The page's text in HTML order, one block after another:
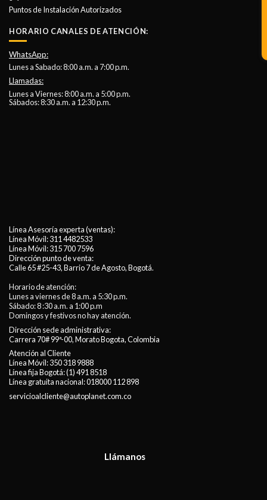
Puntos de Instalación Autorizados
HORARIO CANALES DE ATENCIÓN:
WhatsApp:
Lunes a Sabado: 8:00 a.m. a 7:00 p.m.
Llamadas:
Lunes a Viernes: 8:00 a.m. a 5:00 p.m.
Sábados: 8:30 a.m. a 12:30 p.m.
Línea Asesoría experta (ventas):
Línea Móvil:311 4482533
Línea Móvil:315 700 7596
Dirección punto de venta:
Calle 65 #25-43, Barrio 7 de Agosto, Bogotá.
Horario de atención:
Lunes a viernes de 8 a.m. a 5:30 p.m.
Sábado: 8 :30 a.m. a 1:00 p.m
Domingos y festivos no hay atención.
Dirección sede administrativa:
Carrera 70# 99ª-00, Morato Bogota, Colombia
Atención al Cliente
Línea Móvil:350 318 9888
Línea fija Bogotá:(1) 491 8518
Línea gratuita nacional:018000 112 898
servicioalcliente@autoplanet.com.co
Llámanos